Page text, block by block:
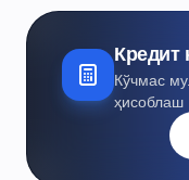
Кредит
Кўчмас
ҳисоблаш